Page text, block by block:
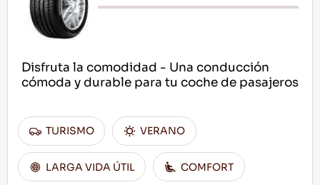
Disfruta la comodidad - Una conducción
cómoda y durable para tu coche de pasajeros
TURISMO VERANO
LARGA VIDA ÚTIL COMFORT